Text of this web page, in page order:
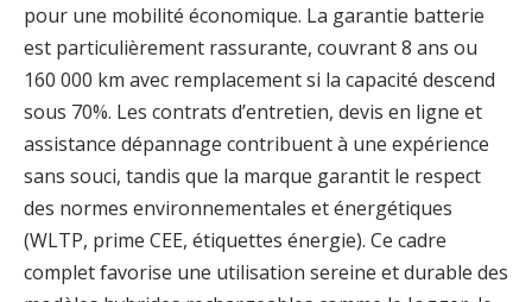
pour une mobilité économique. La garantie batterie
est particulièrement rassurante, couvrant 8 ans ou
160 000 km avec remplacement si la capacité descend
sous 70%. Les contrats d’entretien, devis en ligne et
assistance dépannage contribuent à une expérience
sans souci, tandis que la marque garantit le respect
des normes environnementales et énergétiques
(WLTP, prime CEE, étiquettes énergie). Ce cadre
complet favorise une utilisation sereine et durable des